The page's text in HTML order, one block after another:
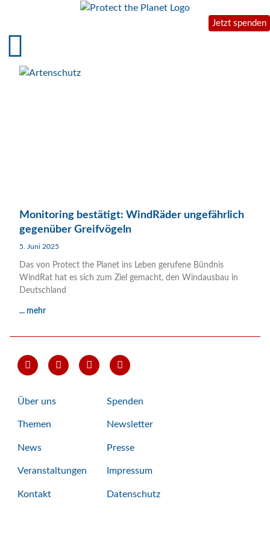
Jetzt spenden
Monitoring bestätigt: WindRäder ungefährlich
gegenüber Greifvögeln
5. Juni 2025
Das von Protect the Planet ins Leben gerufene Bündnis
WindRat hat es sich zum Ziel gemacht, den Windausbau in
Deutschland
... mehr
Über uns
Themen
News
Veranstaltungen
Kontakt
Spenden
Newsletter
Presse
Impressum
Datenschutz